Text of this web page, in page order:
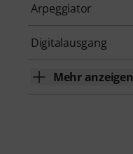
Arpeggiator
Digitalausgang
Mehr anzeigen